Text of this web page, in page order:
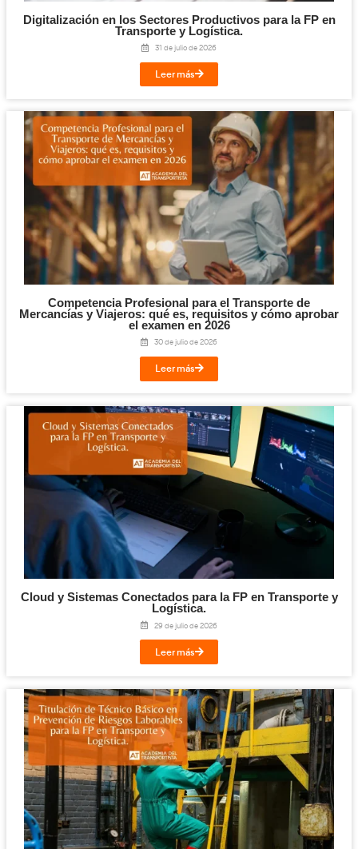
Formación Profesional en Transporte y
FP en Transporte y Logística
próximoTransportista(AT).
¡Compártelo!
Facebook Twitter LinkedIn
Email
Te puede interesar...